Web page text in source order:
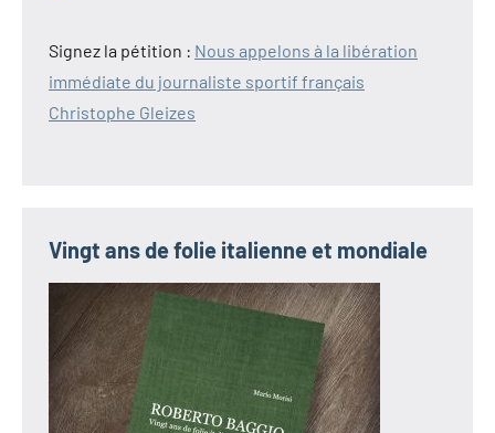
Signez la pétition : Nous appelons à la libération
immédiate du journaliste sportif français
Christophe Gleizes
Vingt ans de folie italienne et mondiale